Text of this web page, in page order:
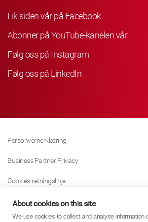
Lik siden vår på Facebook
Abonner på YouTube-kanelen vår
Følg oss på Instagram
Følg oss på LinkedIn
Personvernerklæring
Business Partner Privacy
Cookies-retningslinje
Modern Slavery Act Policy
About cookies on this site
We use cookies to collect and analyse information